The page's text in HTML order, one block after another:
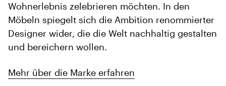
Wohnerlebnis zelebrieren möchten. In den
Möbeln spiegelt sich die Ambition renommierter
Designer wider, die die Welt nachhaltig gestalten
und bereichern wollen.
Mehr über die Marke erfahren